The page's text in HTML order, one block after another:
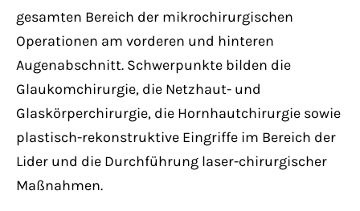
gesamten Bereich der mikrochirurgischen
Operationen am vorderen und hinteren
Augenabschnitt. Schwerpunkte bilden die
Glaukomchirurgie, die Netzhaut- und
Glaskörperchirurgie, die Hornhautchirurgie sowie
plastisch-rekonstruktive Eingriffe im Bereich der
Lider und die Durchführung laser-chirurgischer
Maßnahmen.